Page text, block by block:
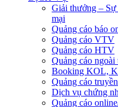
Giải thưởng –
mại
Quảng cáo báo
Quảng cáo VTV
Quảng cáo HTV
Quảng cáo
Booking KOL,
Quảng cáo
Dịch vụ chứng
Quảng cáo